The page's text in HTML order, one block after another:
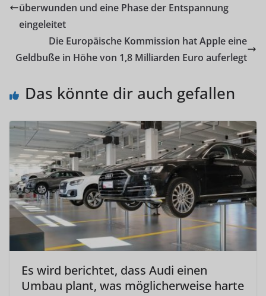
überwunden und eine Phase der Entspannung
eingeleitet
Die Europäische Kommission hat Apple eine
Geldbuße in Höhe von 1,8 Milliarden Euro auferlegt
Das könnte dir auch gefallen
Es wird berichtet, dass Audi einen
Umbau plant, was möglicherweise harte